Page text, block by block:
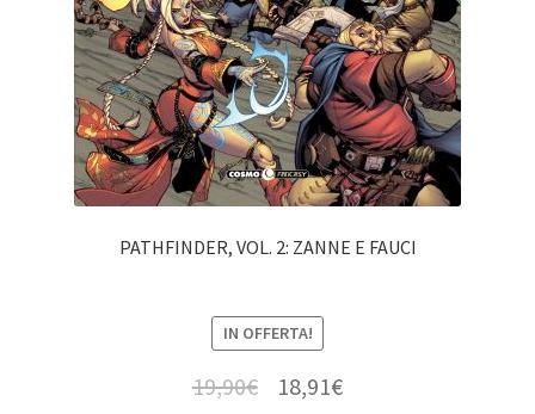
PATHFINDER, VOL. 2: ZANNE E FAUCI
IN OFFERTA!
19,90€ 18,91€